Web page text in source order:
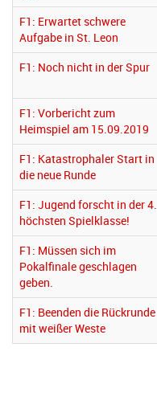
F1: Erwartet schwere
Aufgabe in St. Leon
F1: Noch nicht in der Spur
F1: Vorbericht zum
Heimspiel am 15.09.2019
F1: Katastrophaler Start in
die neue Runde
F1: Jugend forscht in der 4.
höchsten Spielklasse!
F1: Müssen sich im
Pokalfinale geschlagen
geben.
F1: Beenden die Rückrunde
mit weißer Weste